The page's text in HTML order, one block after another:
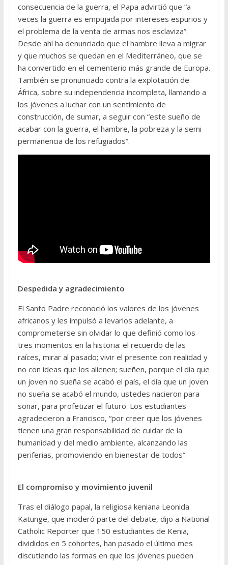
consecuencia de la guerra, el Papa advirtió que “a
veces la guerra es empujada por intereses espurios y
el problema de la venta de armas nos esclaviza”.
Desde ahí ha denunciado que el hambre lleva a migrar
y que muchos se quedan en el Mediterráneo, que se
ha convertido en el cementerio más grande de Europa.
También se pronunciado contra la explotación de
África, sobre su independencia incompleta, llamando a
los jóvenes a luchar con un sentimiento de
construcción, de sumar, a seguir con “este sueño de
acabar con la guerra, el hambre, la pobreza y la semi
permanencia de los refugiados”.
Despedida y agradecimiento
El Santo Padre reconoció los valores de los jóvenes
africanos y les impulsó a levarlos adelante, a
comprometerse sin olvidar lo que definió como los
tres momentos en la historia: el recuerdo de las
raíces, mirar al pasado; vivir el presente con realidad y
no con ideas que los alienen; sueñen, porque el día que
un joven no sueña se acabó el país, el día que un joven
no sueña se acabó el mundo, ustedes nacieron para
soñar, para profetizar el futuro. Los estudiantes
agradecieron a Francisco, “por creer que los jóvenes
tienen una gran responsabilidad de cuidar de la
humanidad y del medio ambiente, alcanzando las
periferias, promoviendo en bienestar de todos”.
El compromiso y movimiento juvenil
Tras el diálogo papal, la religiosa keniana Leonida
Katunge, que moderó parte del debate, dijo a National
Catholic Reporter que 150 estudiantes de Kenia,
divididos en 5 cohortes, han pasado el último mes
discutiendo las formas en que los jóvenes pueden